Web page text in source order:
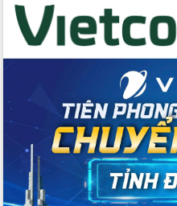
Nâng cao hiệu lực, hiệu quả HĐND
tỉnh thông qua hiện đại hóa hành chính
Xã Ea Phê gắn cải cách hành chính với
Phó Chủ tịch Thường trực UBND tỉnh
Hồ Thị Nguyên Thảo làm việc tại Trung
tâm Phục vụ hành chính công xã Ea
Xây dựng nền hành chính số đồng
hành cùng nông dân dân, doanh nghiệp
Giai đoạn 2026-2030, Đắk Lắk phấn